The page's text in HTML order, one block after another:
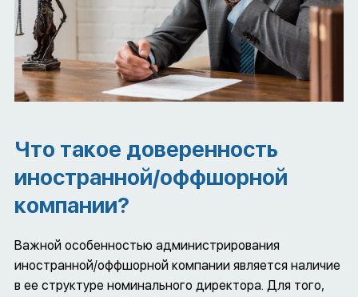
Что такое доверенность
иностранной/оффшорной
компании?
Важной особенностью администрирования
иностранной/оффшорной компании является наличие
в ее структуре номинального директора. Для того,